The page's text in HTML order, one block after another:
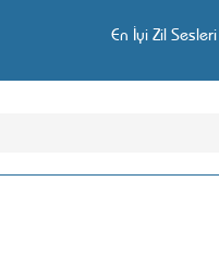
En İyi Zil Sesleri